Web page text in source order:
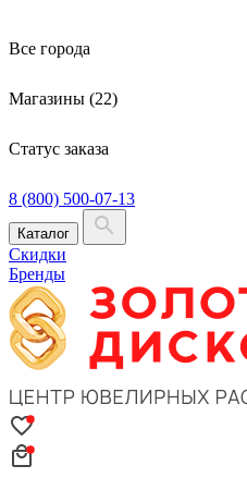
Все города
Магазины (22)
Статус заказа
8 (800) 500-07-13
Каталог
Скидки
Бренды